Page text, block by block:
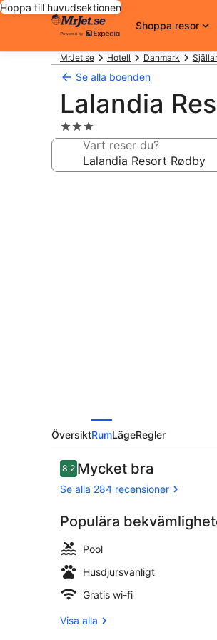
Hoppa till huvudsektionen
Shoppa resor
MrJet.se Hotell Danmark
Se alla boenden
Lalandia
3.0-
stjärnigt
boende
Vart reser du?
ÖversiktRumLägeRegler
Recensioner
8,28,2 av 10,
Mycket bra
Se alla 284 recensioner
Populära
Pool
Husdjursvänligt
Gratis wi-fi
Visa alla